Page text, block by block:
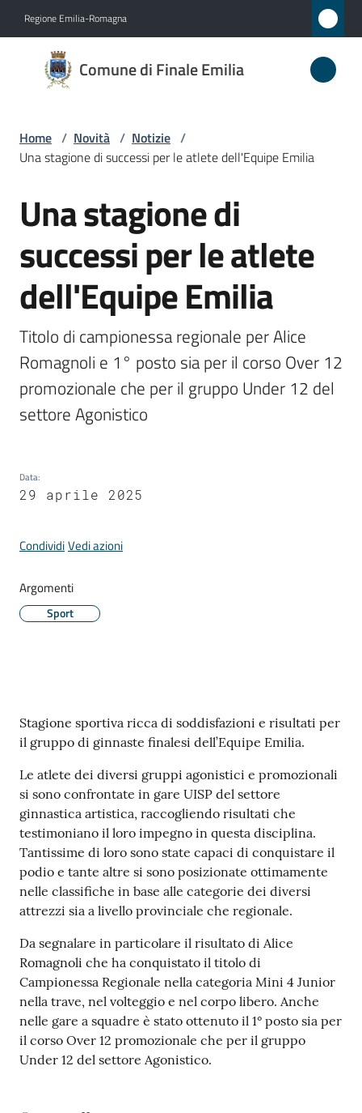
Regione Emilia-Romagna
Comune di Finale Emilia
Comune
di
Emilia
Amministrazione
Menu selezionato
Servizi
Vivere
Comune
Prenotazione
appuntamento
A
l
e
r
e
o
Sportello
telematico
SUE
Tutti
gli
argomenti...
Seguici
su
Home / Novità / Notizie /
Una stagione di successi per le atlete dell'Equipe Emilia
Salta al contenuto
Una stagione di
successi per le atlete
dell'Equipe Emilia
Titolo di campionessa regionale per Alice
Romagnoli e 1° posto sia per il corso Over 12
promozionale che per il gruppo Under 12 del
settore Agonistico
Data:
29 aprile 2025
CondividiVedi azioni
Argomenti
Sport
Contenuto
Stagione sportiva ricca di soddisfazioni e risultati per
il gruppo di ginnaste finalesi dell’Equipe Emilia.
Le atlete dei diversi gruppi agonistici e promozionali
si sono confrontate in gare UISP del settore
ginnastica artistica, raccogliendo risultati che
testimoniano il loro impegno in questa disciplina.
Tantissime di loro sono state capaci di conquistare il
podio e tante altre si sono posizionate ottimamente
nelle classifiche in base alle categorie dei diversi
attrezzi sia a livello provinciale che regionale.
Da segnalare in particolare il risultato di Alice
Romagnoli che ha conquistato il titolo di
Campionessa Regionale nella categoria Mini 4 Junior
nella trave, nel volteggio e nel corpo libero. Anche
nelle gare a squadre è stato ottenuto il 1° posto sia per
il corso Over 12 promozionale che per il gruppo
Under 12 del settore Agonistico.